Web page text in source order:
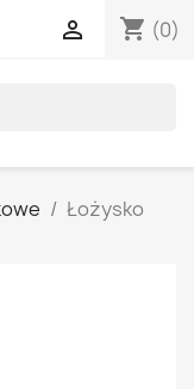
shopping_cart (0)

Łożysko